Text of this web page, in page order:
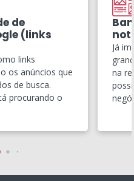
de
(links
links
os anúncios que
de busca.
procurando o
Já
na